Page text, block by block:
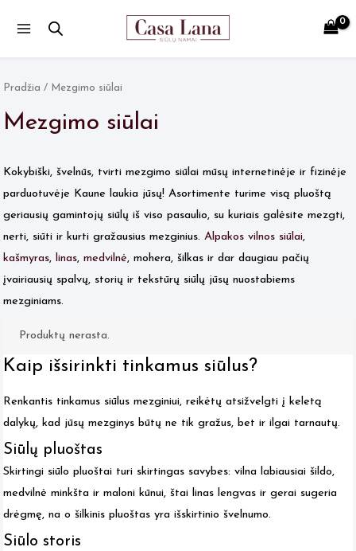
Pradžia / Mezgimo siūlai
Mezgimo siūlai
Kokybiški, švelnūs, tvirti mezgimo siūlai mūsų internetinėje ir fizinėje
parduotuvėje Kaune laukia jūsų! Asortimente turime visą pluoštą
geriausių gamintojų siūlų iš viso pasaulio, su kuriais galėsite mezgti,
nerti, siūti ir kurti gražausius mezginius. Alpakos vilnos siūlai,
kašmyras, linas, medvilnė, mohera, šilkas ir dar daugiau pačių
įvairiausių spalvų, storių ir tekstūrų siūlų jūsų nuostabiems
mezginiams.
Produktų nerasta.
Kaip išsirinkti tinkamus siūlus?
Renkantis tinkamus siūlus mezginiui, reikėtų atsižvelgti į keletą
dalykų, kad jūsų mezginys būtų ne tik gražus, bet ir ilgai tarnautų.
Siūlų pluoštas
Skirtingi siūlo pluoštai turi skirtingas savybes: vilna labiausiai šildo,
medvilnė minkšta ir maloni kūnui, štai linas lengvas ir gerai sugeria
drėgmę, na o šilkinis pluoštas yra išskirtinio švelnumo.
Siūlo storis